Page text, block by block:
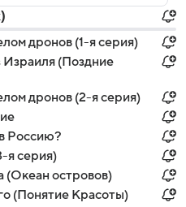
дронов (1-я серия)
(Поздние
дронов (2-я серия)
Россию?
я серия)
(Океан островов)
(Понятие Красоты)